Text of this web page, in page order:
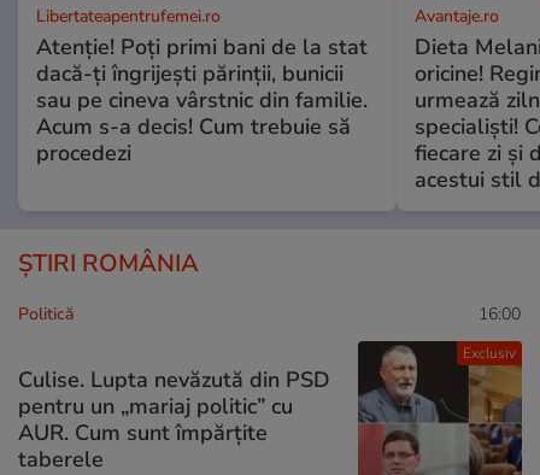
Libertateapentrufemei.ro
Atenție! Poți primi bani de la stat
dacă-ți îngrijești părinții, bunicii
sau pe cineva vârstnic din familie.
Acum s-a decis! Cum trebuie să
procedezi
Avantaje.ro
Dieta
oricine!
urmează
specialiști!
fiecare zi și
acestui stil
ȘTIRI ROMÂNIA
Exclusiv
Politică 16:00
Culise. Lupta nevăzută din PSD
pentru un „mariaj politic” cu
AUR. Cum sunt împărțite
taberele